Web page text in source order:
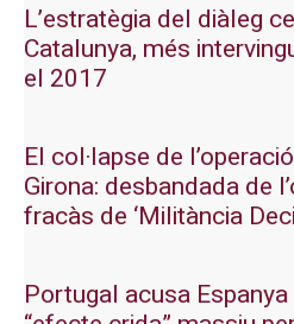
L’estratègia del diàleg
Catalunya, més
el 2017
El col·lapse de
Girona: desbandada de
fracàs de ‘Militància
Portugal acusa